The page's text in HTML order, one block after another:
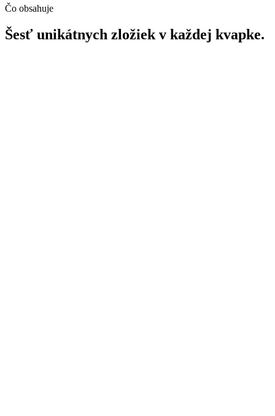
Čo obsahuje
Šesť unikátnych zložiek v každej kvapke.